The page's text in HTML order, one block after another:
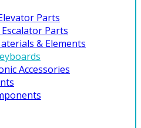
Parts
Parts
& Elements
Accessories